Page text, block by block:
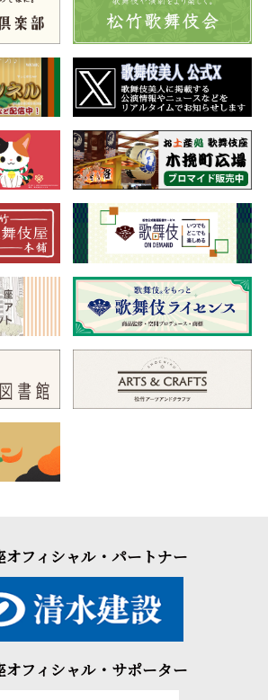
オフィシャル・パートナー
オフィシャル・サポーター